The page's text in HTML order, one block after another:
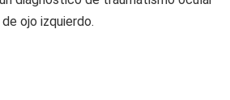
ojo izquierdo.